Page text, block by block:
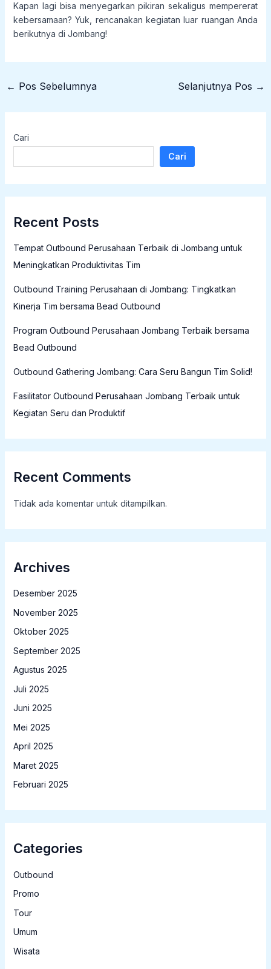
Kapan lagi bisa menyegarkan pikiran sekaligus mempererat
kebersamaan? Yuk, rencanakan kegiatan luar ruangan Anda
berikutnya di Jombang!
← Pos Sebelumnya Selanjutnya Pos →
Cari
Cari
Recent Posts
Tempat Outbound Perusahaan Terbaik di Jombang untuk
Meningkatkan Produktivitas Tim
Outbound Training Perusahaan di Jombang: Tingkatkan
Kinerja Tim bersama Bead Outbound
Program Outbound Perusahaan Jombang Terbaik bersama
Bead Outbound
Outbound Gathering Jombang: Cara Seru Bangun Tim Solid!
Fasilitator Outbound Perusahaan Jombang Terbaik untuk
Kegiatan Seru dan Produktif
Recent Comments
Tidak ada komentar untuk ditampilkan.
Archives
Desember 2025
November 2025
Oktober 2025
September 2025
Agustus 2025
Juli 2025
Juni 2025
Mei 2025
April 2025
Maret 2025
Februari 2025
Categories
Outbound
Promo
Tour
Umum
Wisata